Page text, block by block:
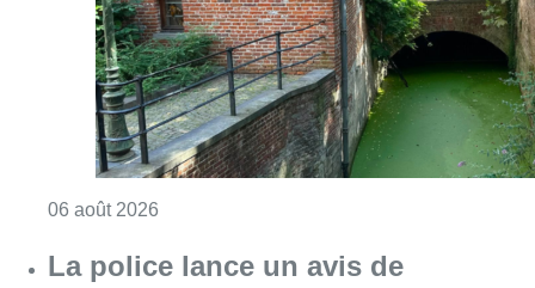
06 août 2026
La police lance un avis de